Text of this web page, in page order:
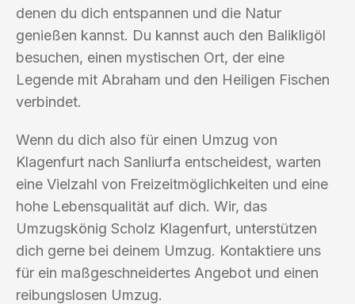
denen du dich entspannen und die Natur
genießen kannst. Du kannst auch den Balikligöl
besuchen, einen mystischen Ort, der eine
Legende mit Abraham und den Heiligen Fischen
verbindet.
Wenn du dich also für einen Umzug von
Klagenfurt nach Sanliurfa entscheidest, warten
eine Vielzahl von Freizeitmöglichkeiten und eine
hohe Lebensqualität auf dich. Wir, das
Umzugskönig Scholz Klagenfurt, unterstützen
dich gerne bei deinem Umzug. Kontaktiere uns
für ein maßgeschneidertes Angebot und einen
reibungslosen Umzug.